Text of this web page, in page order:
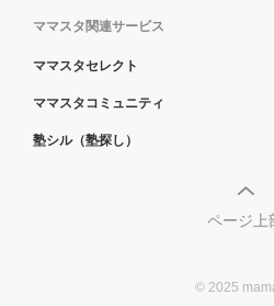
ママスタ関連サービス
ママスタセレクト
ママスタコミュニティ
塾シル（塾探し）
ページ上
© 2025